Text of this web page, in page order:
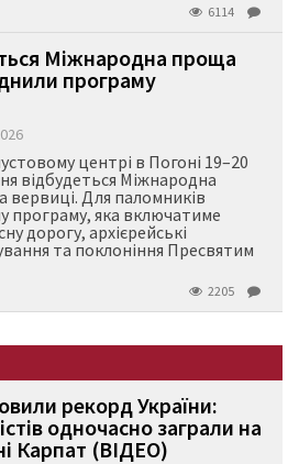
6114
Міжнародна проща
програму
центрі в Погоні 19–20
відбудеться Міжнародна
вервиці. Для паломників
програму, яка включатиме
дорогу, архієрейські
та поклоніння Пресвятим
2205
рекорд України:
одночасно заграли на
Карпат (ВІДЕО)